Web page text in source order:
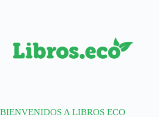
BIENVENIDOS A LIBROS ECO